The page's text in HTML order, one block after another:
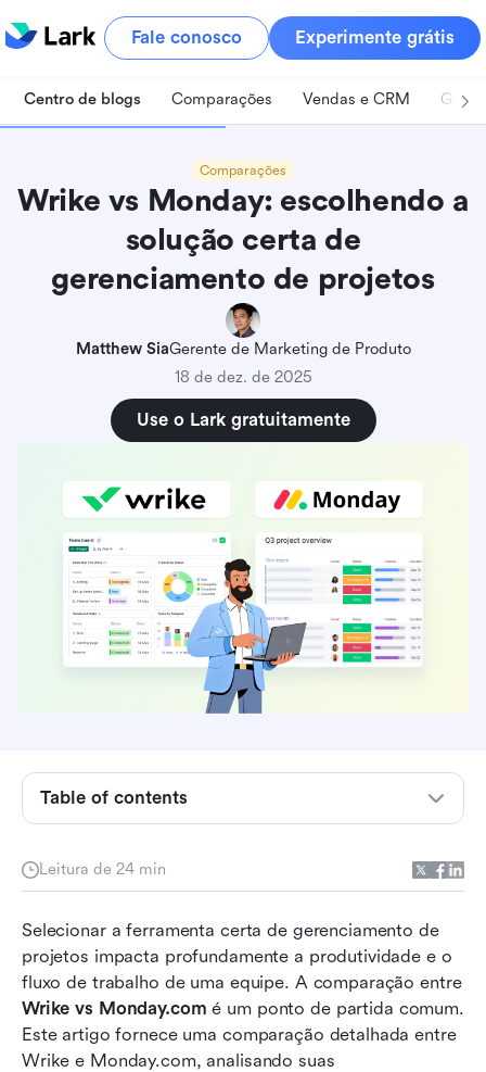
Fale conosco Experimente grátis
Centro de blogs Comparações Vendas e CRM
Comparações
Wrike vs Monday: escolhendo a
solução certa de
gerenciamento de projetos
Matthew SiaGerente de Marketing de Produto
18 de dez. de 2025
Use o Lark gratuitamente
Leitura de 24 min
Selecionar a ferramenta certa de gerenciamento de
projetos impacta profundamente a produtividade e o
fluxo de trabalho de uma equipe. A comparação entre
Wrike vs Monday.com é um ponto de partida comum.
Este artigo fornece uma comparação detalhada entre
Wrike e Monday.com, analisando suas
Table of contents
O que é o Wrike?
Wrike vs Monday.com: Recursos principais
Monday.com vs Wrike: comparação de preços
Explore a melhor alternativa ao Wrike e ao
Monday.com